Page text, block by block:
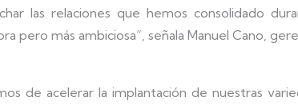
las relaciones que hemos consolidado
pero más ambiciosa”, señala Manuel Cano,
de acelerar la implantación de nuestras